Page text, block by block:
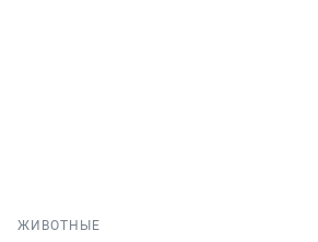
ЖИВОТНЫЕ